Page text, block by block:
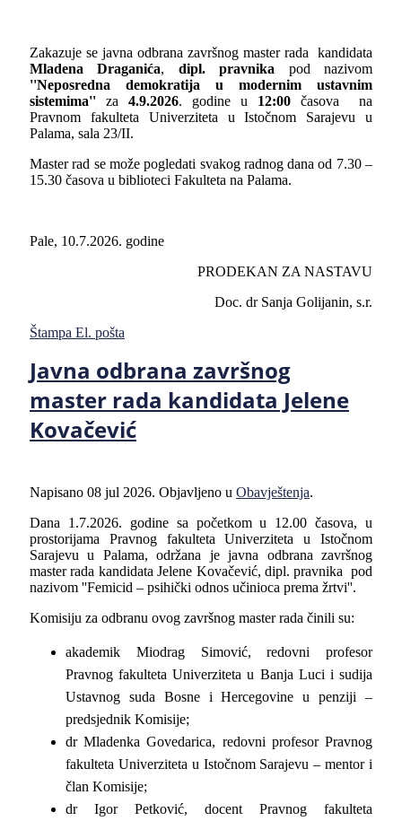
Zakazuje se javna odbrana završnog master rada kandidata
Mladena Draganića, dipl. pravnika pod nazivom
''Neposredna demokratija u modernim ustavnim
sistemima'' za 4.9.2026. godine u 12:00 časova na
Pravnom fakulteta Univerziteta u Istočnom Sarajevu u
Palama, sala 23/II.
Master rad se može pogledati svakog radnog dana od 7.30 –
15.30 časova u biblioteci Fakulteta na Palama.
Pale, 10.7.2026. godine
PRODEKAN ZA NASTAVU
Doc. dr Sanja Golijanin, s.r.
Štampa El. pošta
Javna odbrana završnog
master rada kandidata Jelene
Kovačević
Napisano 08 jul 2026. Objavljeno u Obavještenja.
Dana 1.7.2026. godine sa početkom u 12.00 časova, u
prostorijama Pravnog fakulteta Univerziteta u Istočnom
Sarajevu u Palama, održana je javna odbrana završnog
master rada kandidata Jelene Kovačević, dipl. pravnika pod
nazivom ''Femicid – psihički odnos učinioca prema žrtvi''.
Komisiju za odbranu ovog završnog master rada činili su:
akademik Miodrag Simović, redovni profesor
Pravnog fakulteta Univerziteta u Banja Luci i sudija
Ustavnog suda Bosne i Hercegovine u penziji –
predsjednik Komisije;
dr Mladenka Govedarica, redovni profesor Pravnog
fakulteta Univerziteta u Istočnom Sarajevu – mentor i
član Komisije;
dr Igor Petković, docent Pravnog fakulteta